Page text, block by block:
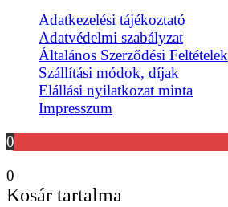
Adatkezelési tájékoztató
Adatvédelmi szabályzat
Általános Szerződési Feltételek
Szállítási módok, díjak
Elállási nyilatkozat minta
Impresszum
0
0
Kosár tartalma